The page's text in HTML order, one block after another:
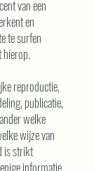
van een
en
te surfen
hierop.
reproductie,
publicatie,
welke
wijze van
is strikt
informatie